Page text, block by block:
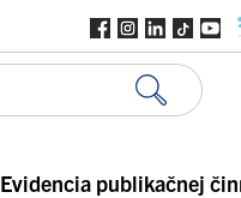
Evidencia publikačnej